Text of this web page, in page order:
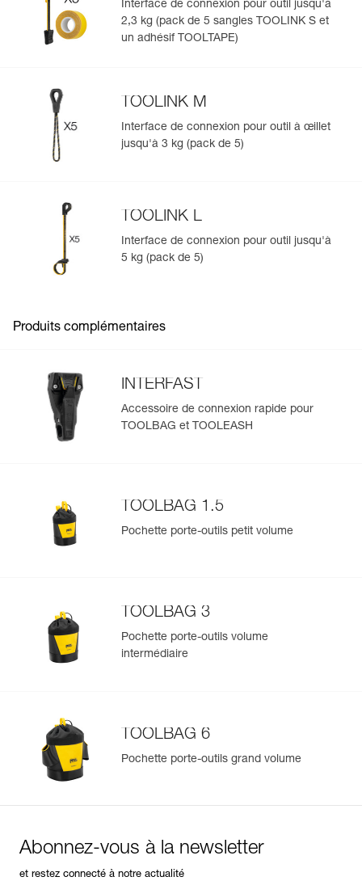
Gérer et inspecter facilement votre EPI
s'afficheront automatiquement.
Importez et exportez facilement vos données EPI
existantes.
Voir l'historique d'un produit à partir de sa date de
En savoir plus
Interface de connexion pour outil jusqu'à
2,3 kg (pack de 5 sangles TOOLINK S et
un adhésif TOOLTAPE)
TOOLINK M
Interface de connexion pour outil à œillet
jusqu'à 3 kg (pack de 5)
TOOLINK L
Interface de connexion pour outil jusqu'à
5 kg (pack de 5)
Produits complémentaires
INTERFAST
Accessoire de connexion rapide pour
TOOLBAG et TOOLEASH
TOOLBAG 1.5
Pochette porte-outils petit volume
TOOLBAG 3
Pochette porte-outils volume
intermédiaire
TOOLBAG 6
Pochette porte-outils grand volume
Abonnez-vous à la newsletter
et restez connecté à notre actualité